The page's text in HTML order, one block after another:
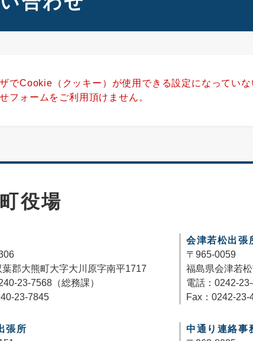
でCookie（クッキー）が使用できる設定になってい
フォームをご利用頂けません。
役場
郡大熊町大字大川原字南平1717
23-7568（総務課）
23-7845
会津若松出張
〒965-0059
福島県会津若
電話：0242-
Fax：0242-23-
張所
中通り連絡事